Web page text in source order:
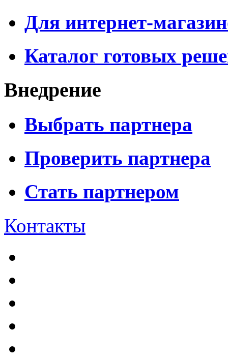
Для интернет-
Каталог готовых
Внедрение
Выбрать партнера
Проверить партнера
Стать партнером
Контакты